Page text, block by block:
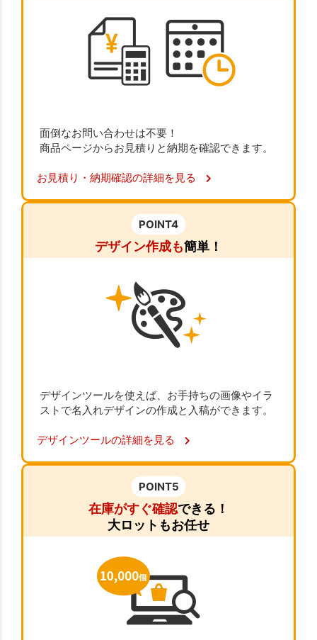
面倒なお問い合わせは不要！
商品ページからお見積りと納期を確認できます。
お見積り・納期確認の詳細を見る
POINT4
デザイン作成も簡単！
デザインツールを使えば、お手持ちの画像やイラ
ストで名入れデザインの作成と入稿ができます。
デザインツールの詳細を見る
POINT5
在庫がすぐ確認できる！
大ロットもお任せ